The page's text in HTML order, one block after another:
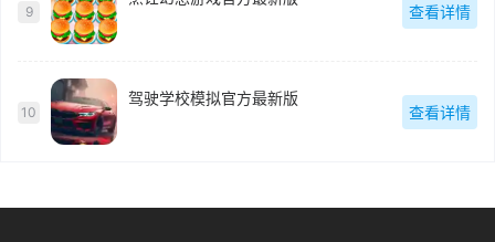
9 查看详情
10
驾驶学校模拟官方最新版
查看详情